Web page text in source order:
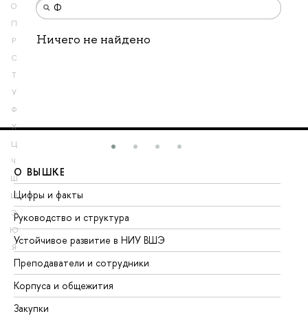
О
П
Р
С
Т
У
Ф
Х
Ц
Ч
Ш
Щ
Э
Ю
Я
Ничего не найдено
О ВЫШКЕ
Цифры и факты
Руководство и структура
Устойчивое развитие в НИУ ВШЭ
Преподаватели и сотрудники
Корпуса и общежития
Закупки